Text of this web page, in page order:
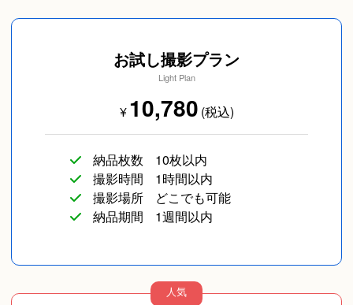
お試し撮影プラン
Light Plan
¥10,780 (税込)
納品枚数
10枚以内
撮影時間
1時間以内
撮影場所
どこでも可能
納品期間
1週間以内
人気